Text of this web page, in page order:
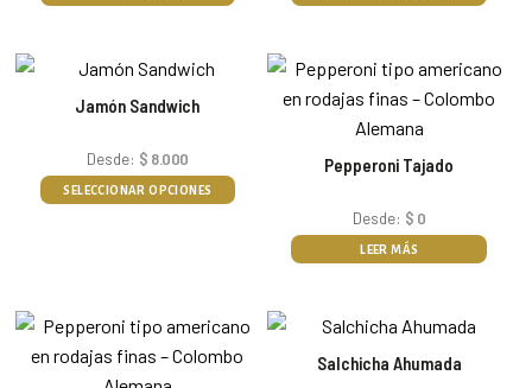
Jamón Sandwich
Desde: $ 8.000
SELECCIONAR OPCIONES
Pepperoni Tajado
Desde: $ 0
LEER MÁS
Salchicha Ahumada